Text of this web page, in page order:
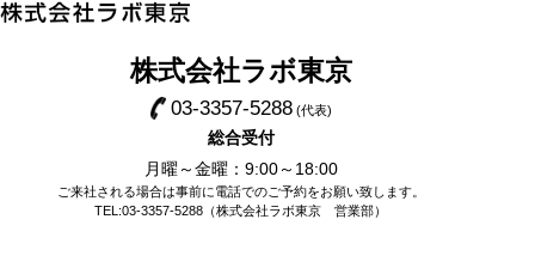
株式会社ラボ東京
03-3357-5288(代表)
総合受付
月曜～金曜：9:00～18:00
ご来社される場合は事前に電話でのご予約をお願い致します。
TEL:03-3357-5288（株式会社ラボ東京 営業部）